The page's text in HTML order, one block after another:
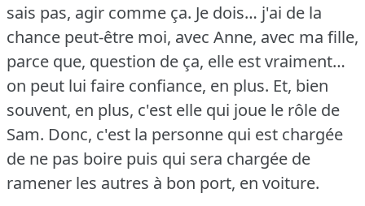
sais pas, agir comme ça. Je dois… j'ai de la
chance peut-être moi, avec Anne, avec ma fille,
parce que, question de ça, elle est vraiment…
on peut lui faire confiance, en plus. Et, bien
souvent, en plus, c'est elle qui joue le rôle de
Sam. Donc, c'est la personne qui est chargée
de ne pas boire puis qui sera chargée de
ramener les autres à bon port, en voiture.